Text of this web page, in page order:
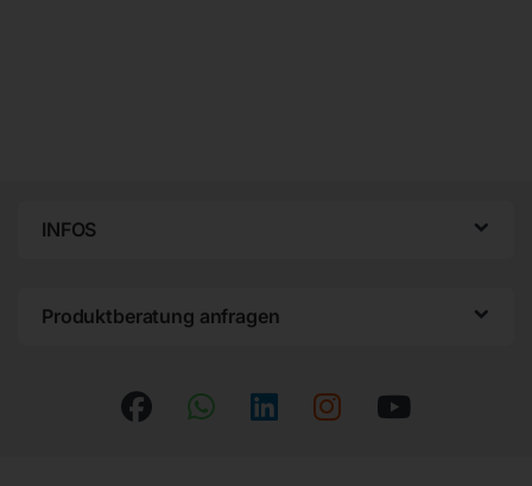
INFOS
Produktberatung anfragen